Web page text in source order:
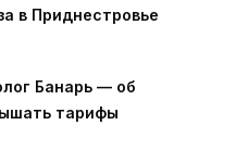
в Приднестровье
Банарь — об
тарифы